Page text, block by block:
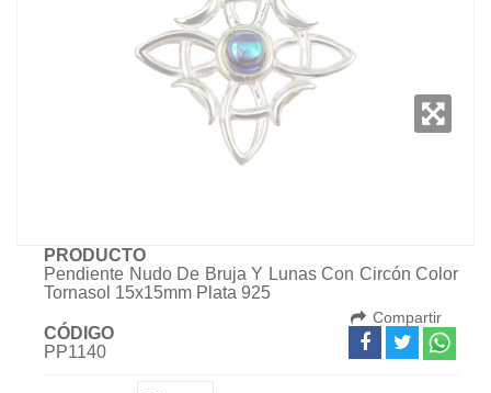
PRODUCTO
Pendiente Nudo De Bruja Y Lunas Con Circón Color
Tornasol 15x15mm Plata 925
CÓDIGO
PP1140
Compartir